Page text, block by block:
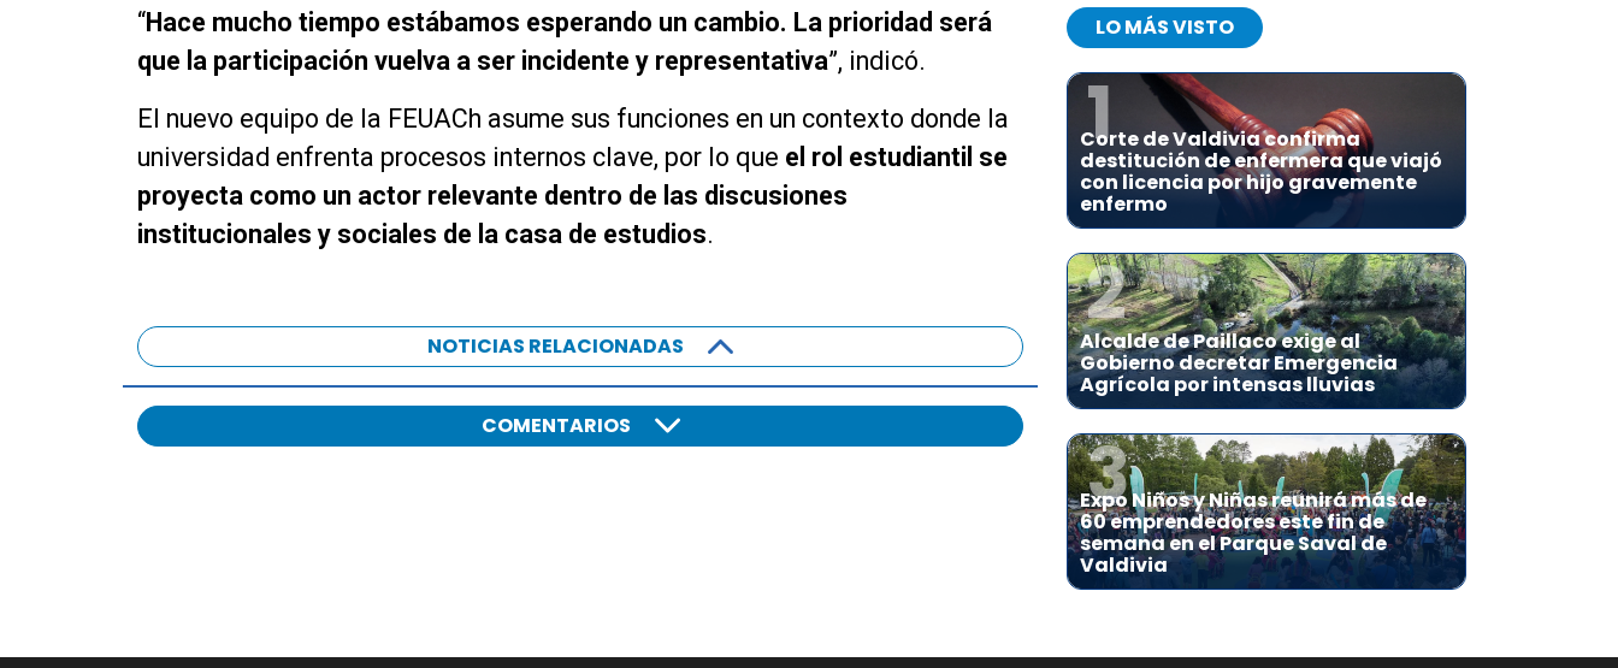
“Hace mucho tiempo estábamos esperando un cambio. La prioridad será
que la participación vuelva a ser incidente y representativa”, indicó.
El nuevo equipo de la FEUACh asume sus funciones en un contexto donde la
universidad enfrenta procesos internos clave, por lo que el rol estudiantil se
proyecta como un actor relevante dentro de las discusiones
institucionales y sociales de la casa de estudios.
NOTICIAS RELACIONADAS
COMENTARIOS
LO MÁS VISTO
1
Corte de Valdivia confirma
destitución de enfermera que viajó
con licencia por hijo gravemente
enfermo
2
Alcalde de Paillaco exige al
Gobierno decretar Emergencia
Agrícola por intensas lluvias
3
Expo Niños y Niñas reunirá más de
60 emprendedores este fin de
semana en el Parque Saval de
Valdivia